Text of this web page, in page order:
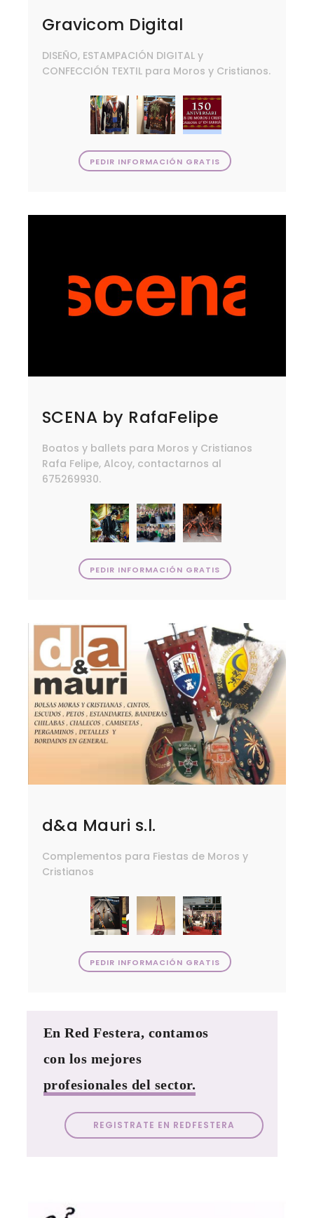
Gravicom Digital
DISEÑO, ESTAMPACIÓN DIGITAL y
CONFECCIÓN TEXTIL para Moros y Cristianos.
PEDIR INFORMACIÓN GRATIS
SCENA by RafaFelipe
Boatos y ballets para Moros y Cristianos
Rafa Felipe, Alcoy, contactarnos al
675269930.
PEDIR INFORMACIÓN GRATIS
d&a Mauri s.l.
Complementos para Fiestas de Moros y
Cristianos
PEDIR INFORMACIÓN GRATIS
En Red Festera, contamos
con los mejores
profesionales del sector.
REGISTRATE EN REDFESTERA